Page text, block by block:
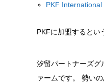
PKF International
PKFに加盟するとい
汐留パートナーズグ
ァームです。 勢い